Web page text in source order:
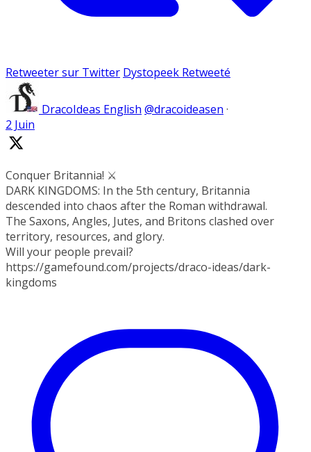
Retweeter sur Twitter Dystopeek Retweeté
DracoIdeas English @dracoideasen ·
2 Juin
Conquer Britannia! ⚔️
DARK KINGDOMS: In the 5th century, Britannia
descended into chaos after the Roman withdrawal.
The Saxons, Angles, Jutes, and Britons clashed over
territory, resources, and glory.
Will your people prevail?
https://gamefound.com/projects/draco-ideas/dark-
kingdoms